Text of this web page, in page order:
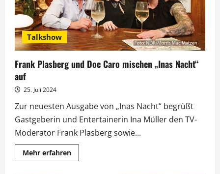
Talkshow
Frank Plasberg und Doc Caro mischen „Inas Nacht“
auf
25. Juli 2024
Zur neuesten Ausgabe von „Inas Nacht“ begrüßt
Gastgeberin und Entertainerin Ina Müller den TV-
Moderator Frank Plasberg sowie...
Mehr erfahrenMehr
Informationen